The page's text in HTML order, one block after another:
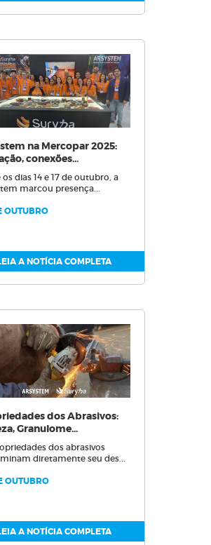
na Mercopar 2025:
conexões...
os dias 14 e 17 de outubro, a
marcou presença...
OUTUBRO
A NOTÍCIA COMPLETA
dos Abrasivos:
Granulome...
dos abrasivos
diretamente seu des...
OUTUBRO
A NOTÍCIA COMPLETA